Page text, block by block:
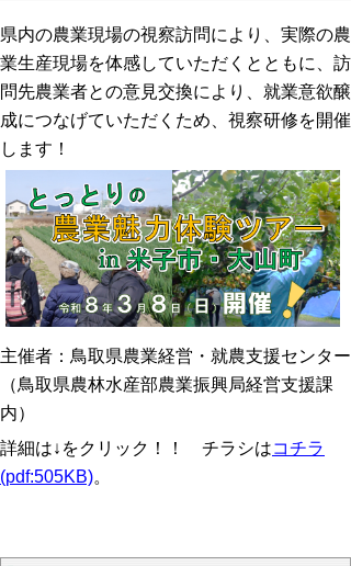
県内の農業現場の視察訪問により、実際の農
業生産現場を体感していただくとともに、訪
問先農業者との意見交換により、就業意欲醸
成につなげていただくため、視察研修を開催
します！
主催者：鳥取県農業経営・就農支援センター
（鳥取県農林水産部農業振興局経営支援課
内）
詳細は↓をクリック！！ チラシはコチラ
(pdf:505KB)。